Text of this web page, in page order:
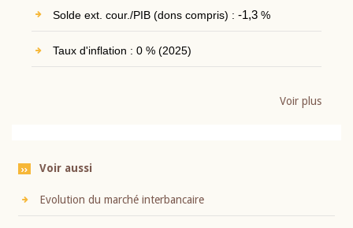
Solde ext. cour./PIB (dons compris) : -1,3%
Taux d'inflation : 0 % (2025)
Voir plus
Voir aussi
Evolution du marché interbancaire